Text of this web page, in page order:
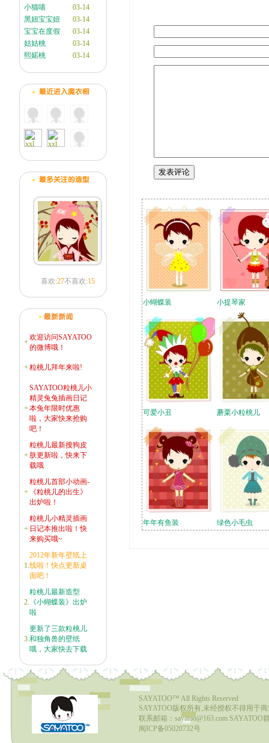
小猫喵
03-14
黑妞宝宝妞
03-14
宝宝在度假
03-14
姑姑桃
03-14
熙婼桃
03-14
喜欢:27不喜欢:15
+
欢迎访问SAYATOO
的微博哦！
+粒桃儿拜年来啦!
+
SAYATOO粒桃儿小
精灵兔兔插画日记
本兔年限时优惠
啦，大家快来抢购
吧！
+
粒桃儿最新搜狗皮
肤更新啦，快来下
载哦
+
粒桃儿首部小动画-
《粒桃儿的出生》
出炉啦！
+
粒桃儿小精灵插画
日记本推出啦！快
来购买哦~
1.
2012年新年壁纸上
线啦！快点更新桌
面吧！
2.
粒桃儿最新造型
《小蝴蝶装》出炉
啦
3.
更新了三款粒桃儿
和独角兽的壁纸
哦，大家快去下载
小蝴蝶装 小提琴家
可爱小丑 蘑栗小粒桃儿
年年有鱼装 绿色小毛虫
SAYATOO™ All Rights Reserved
SAYATOO版权所有,未经授权不得用于
联系邮箱：sayatoo@163.com SAYATOO
闽ICP备05020732号